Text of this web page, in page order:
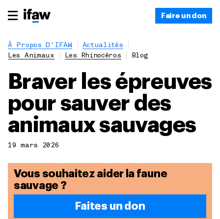
Faire un don
À Propos D'IFAW
Actualités
Les Animaux
Les Rhinocéros Blog
Braver les épreuves
pour sauver des
animaux sauvages
19 mars 2026
Vous souhaitez aider la faune
sauvage ?
Faites un don